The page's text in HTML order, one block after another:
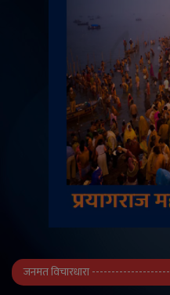
जनमत विचारधारा --------------------